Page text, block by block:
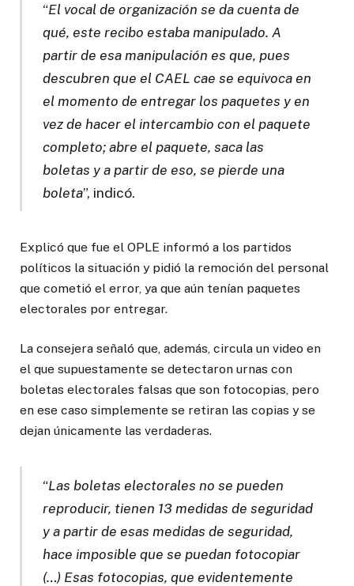
“El vocal de organización se da cuenta de
qué, este recibo estaba manipulado. A
partir de esa manipulación es que, pues
descubren que el CAEL cae se equivoca en
el momento de entregar los paquetes y en
vez de hacer el intercambio con el paquete
completo; abre el paquete, saca las
boletas y a partir de eso, se pierde una
boleta”, indicó.
Explicó que fue el OPLE informó a los partidos
políticos la situación y pidió la remoción del personal
que cometió el error, ya que aún tenían paquetes
electorales por entregar.
La consejera señaló que, además, circula un video en
el que supuestamente se detectaron urnas con
boletas electorales falsas que son fotocopias, pero
en ese caso simplemente se retiran las copias y se
dejan únicamente las verdaderas.
“Las boletas electorales no se pueden
reproducir, tienen 13 medidas de seguridad
y a partir de esas medidas de seguridad,
hace imposible que se puedan fotocopiar
(…) Esas fotocopias, que evidentemente